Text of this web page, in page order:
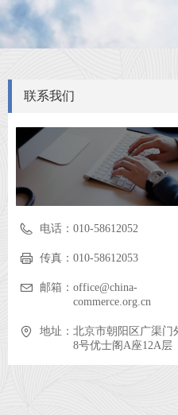
电话： 010-58612052
传真： 010-58612053
邮箱： office@china-
commerce.org.cn
地址： 北京市朝阳区广渠门
8号优士阁A座12A层
联系我们